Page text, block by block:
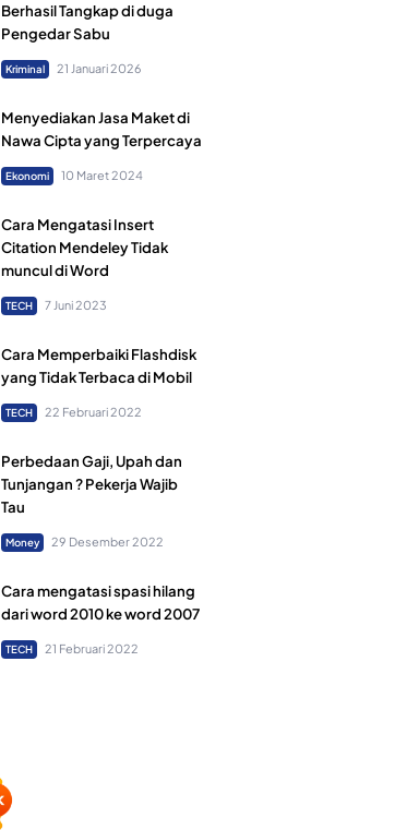
Berhasil Tangkap di duga
Pengedar Sabu
Kriminal 21 Januari 2026
Menyediakan Jasa Maket di
Nawa Cipta yang Terpercaya
Ekonomi 10 Maret 2024
Cara Mengatasi Insert
Citation Mendeley Tidak
muncul di Word
TECH 7 Juni 2023
Cara Memperbaiki Flashdisk
yang Tidak Terbaca di Mobil
TECH 22 Februari 2022
Perbedaan Gaji, Upah dan
Tunjangan ? Pekerja Wajib
Tau
Money 29 Desember 2022
Cara mengatasi spasi hilang
dari word 2010 ke word 2007
TECH 21 Februari 2022